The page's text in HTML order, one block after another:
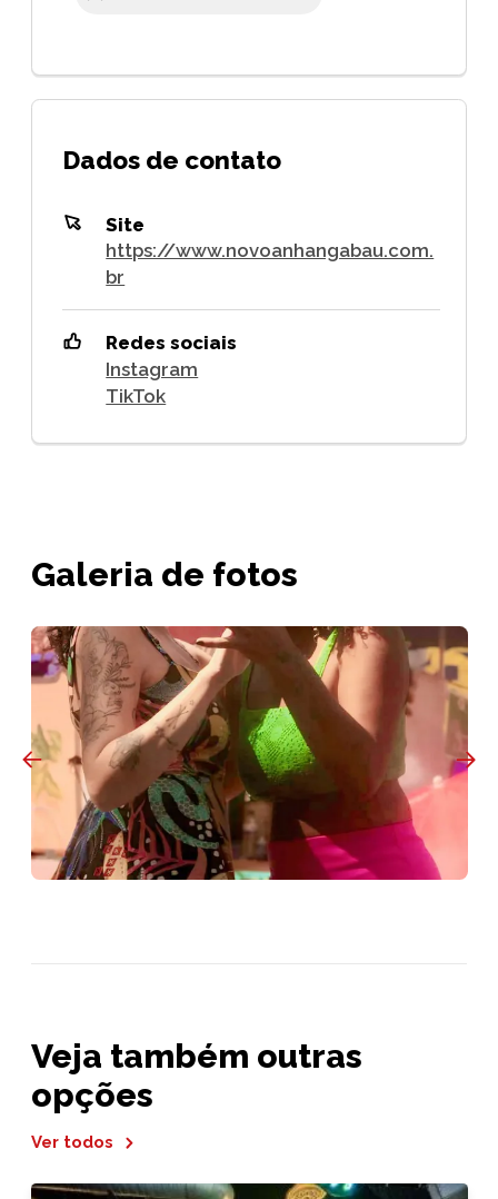
Dados de contato
Site
https://www.novoanhangabau.com.
br
Redes sociais
Instagram
TikTok
Galeria de fotos
Veja também outras
opções
Ver todos